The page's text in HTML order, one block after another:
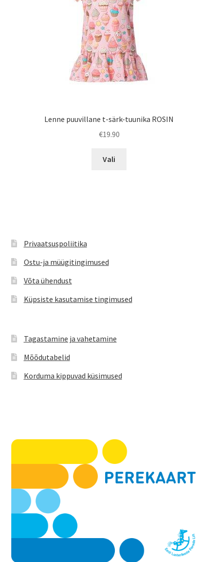
Lenne puuvillane t-särk-tuunika ROSIN
€19.90
Vali
Privaatsuspoliitika
Ostu-ja müügitingimused
Võta ühendust
Küpsiste kasutamise tingimused
Tagastamine ja vahetamine
Mõõdutabelid
Korduma kippuvad küsimused